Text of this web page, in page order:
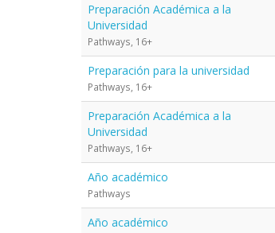
Preparación Académica a la
Universidad
Pathways, 16+
Preparación para la universidad
Pathways, 16+
Preparación Académica a la
Universidad
Pathways, 16+
Año académico
Pathways
Año académico